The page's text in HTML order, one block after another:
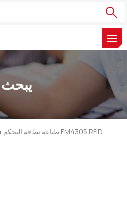
يبحث
طباعة بطاقة التحكم في الوصول EM4305 RFID